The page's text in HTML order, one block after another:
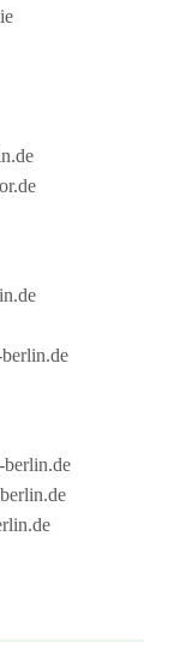
berlin.de